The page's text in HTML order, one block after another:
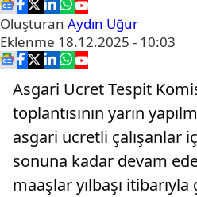
Oluşturan Aydın Uğur
Eklenme 18.12.2025 - 10:03
Asgari Ücret Tespit
toplantısının yarın
asgari ücretli çalışanlar
sonuna kadar devam
maaşlar yılbaşı